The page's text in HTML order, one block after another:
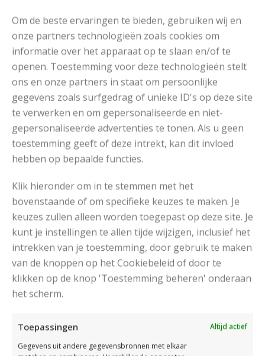
Om de beste ervaringen te bieden, gebruiken wij en
onze partners technologieën zoals cookies om
informatie over het apparaat op te slaan en/of te
openen. Toestemming voor deze technologieën stelt
ons en onze partners in staat om persoonlijke
gegevens zoals surfgedrag of unieke ID's op deze site
te verwerken en om gepersonaliseerde en niet-
gepersonaliseerde advertenties te tonen. Als u geen
toestemming geeft of deze intrekt, kan dit invloed
hebben op bepaalde functies.
Klik hieronder om in te stemmen met het
bovenstaande of om specifieke keuzes te maken. Je
keuzes zullen alleen worden toegepast op deze site. Je
kunt je instellingen te allen tijde wijzigen, inclusief het
intrekken van je toestemming, door gebruik te maken
van de knoppen op het Cookiebeleid of door te
klikken op de knop 'Toestemming beheren' onderaan
het scherm.
Toepassingen
Altijd actief
Gegevens uit andere gegevensbronnen met elkaar
DOORZOEK DE SITE:
Breipatronen